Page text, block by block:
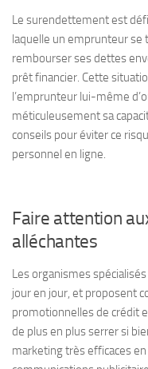
Le surendettement est
laquelle un emprunteur se
rembourser ses dettes
prêt financier. Cette
l’emprunteur lui-même
méticuleusement sa
conseils pour éviter ce
personnel en ligne.
Faire attention
alléchantes
Les organismes
jour en jour, et proposent
promotionnelles de crédit
de plus en plus serrer si
marketing très efficaces